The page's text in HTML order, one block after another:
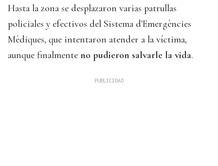
Hasta la zona se desplazaron varias patrullas
policiales y efectivos del Sistema d'Emergències
Mèdiques, que intentaron atender a la víctima,
aunque finalmente no pudieron salvarle la vida.